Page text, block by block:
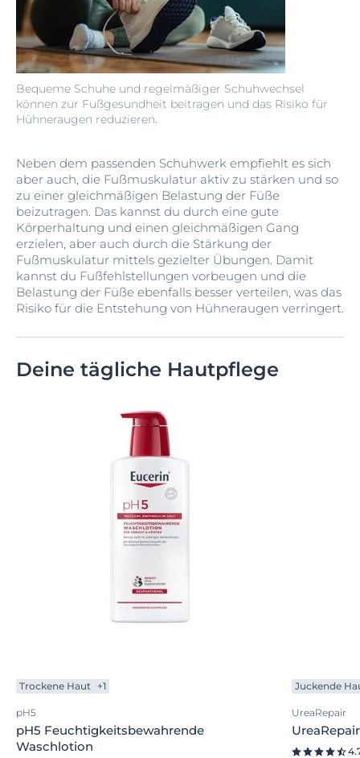
Bequeme Schuhe und regelmäßiger Schuhwechsel
können zur Fußgesundheit beitragen und das Risiko für
Hühneraugen reduzieren.
Neben dem passenden Schuhwerk empfiehlt es sich
aber auch, die Fußmuskulatur aktiv zu stärken und so
zu einer gleichmäßigen Belastung der Füße
beizutragen. Das kannst du durch eine gute
Körperhaltung und einen gleichmäßigen Gang
erzielen, aber auch durch die Stärkung der
Fußmuskulatur mittels gezielter Übungen. Damit
kannst du Fußfehlstellungen vorbeugen und die
Belastung der Füße ebenfalls besser verteilen, was das
Risiko für die Entstehung von Hühneraugen verringert.
Deine tägliche Hautpflege
Trockene Haut +1
pH5
pH5 Feuchtigkeitsbewahrende
Waschlotion
Juckende
UreaRepair